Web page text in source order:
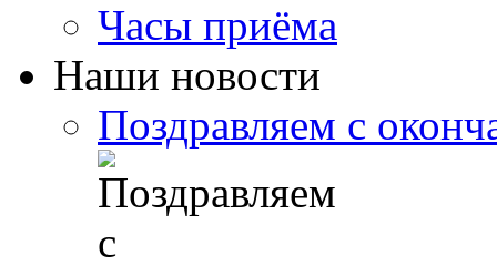
Часы приёма
Наши новости
Поздравляем с